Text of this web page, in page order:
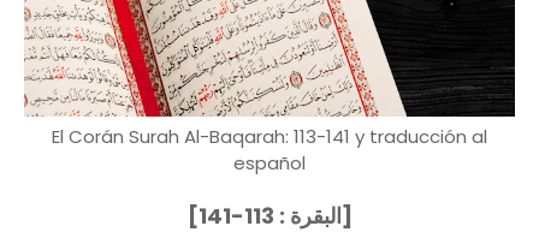
El Corán Surah Al-Baqarah: 113-141 y traducción al
español
[البقرة : 113-141]